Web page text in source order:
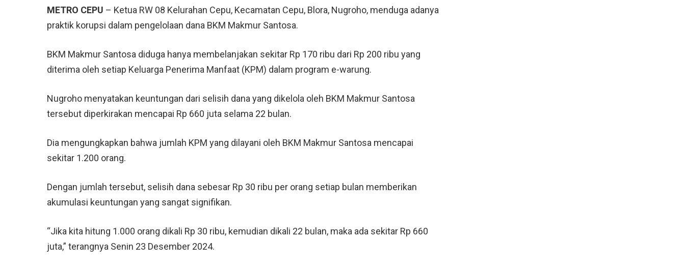
METRO CEPU – Ketua RW 08 Kelurahan Cepu, Kecamatan Cepu, Blora, Nugroho, menduga adanya
praktik korupsi dalam pengelolaan dana BKM Makmur Santosa.
BKM Makmur Santosa diduga hanya membelanjakan sekitar Rp 170 ribu dari Rp 200 ribu yang
diterima oleh setiap Keluarga Penerima Manfaat (KPM) dalam program e-warung.
Nugroho menyatakan keuntungan dari selisih dana yang dikelola oleh BKM Makmur Santosa
tersebut diperkirakan mencapai Rp 660 juta selama 22 bulan.
Dia mengungkapkan bahwa jumlah KPM yang dilayani oleh BKM Makmur Santosa mencapai
sekitar 1.200 orang.
Dengan jumlah tersebut, selisih dana sebesar Rp 30 ribu per orang setiap bulan memberikan
akumulasi keuntungan yang sangat signifikan.
“Jika kita hitung 1.000 orang dikali Rp 30 ribu, kemudian dikali 22 bulan, maka ada sekitar Rp 660
juta,” terangnya Senin 23 Desember 2024.